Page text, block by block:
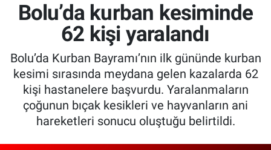
Bolu’da kurban kesiminde
62 kişi yaralandı
Bolu’da Kurban Bayramı’nın ilk gününde kurban
kesimi sırasında meydana gelen kazalarda 62
kişi hastanelere başvurdu. Yaralanmaların
çoğunun bıçak kesikleri ve hayvanların ani
hareketleri sonucu oluştuğu belirtildi.
Ekonomi
Güncel
İnanç
Kadın & Aile
Kültür & Sanat
Son Dakika Haberleri
Haber Arşivi